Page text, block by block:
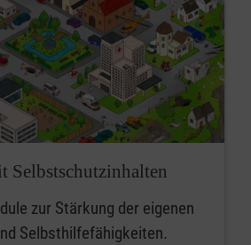
Selbstschutzinhalten
zur Stärkung der eigenen
Selbsthilfefähigkeiten.